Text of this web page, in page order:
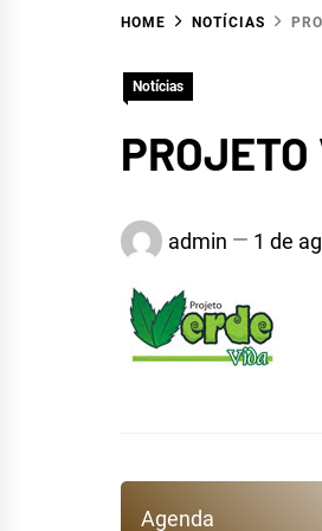
HOME NOTÍCIAS
Notícias
admin 1 de
Agenda